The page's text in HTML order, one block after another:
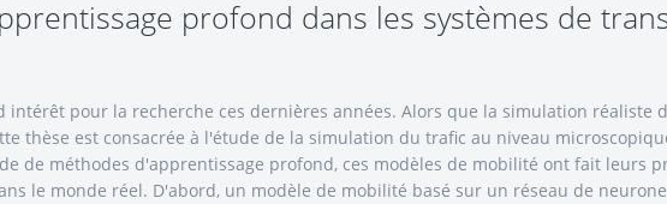
profond dans les systèmes de
pour la recherche ces dernières années. Alors que la simulation réaliste
thèse est consacrée à l'étude de la simulation du trafic au niveau
de méthodes d'apprentissage profond, ces modèles de mobilité ont fait leurs
le monde réel. D'abord, un modèle de mobilité basé sur un réseau de